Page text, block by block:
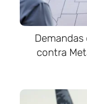
Demandas
contra